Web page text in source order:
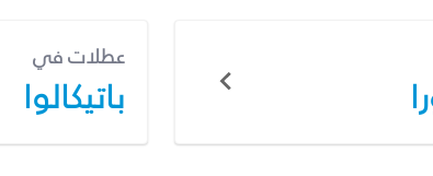
عطلات في
باتيكالوا